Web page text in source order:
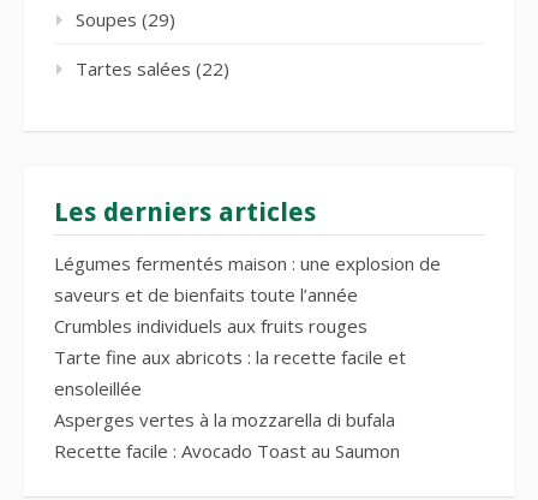
Soupes (29)
Tartes salées (22)
Les derniers articles
Légumes fermentés maison : une explosion de
saveurs et de bienfaits toute l’année
Crumbles individuels aux fruits rouges
Tarte fine aux abricots : la recette facile et
ensoleillée
Asperges vertes à la mozzarella di bufala
Recette facile : Avocado Toast au Saumon